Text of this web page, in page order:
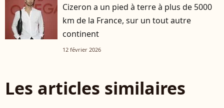
Cizeron a un pied à terre à plus de 5000
km de la France, sur un tout autre
continent
12 février 2026
Les articles similaires